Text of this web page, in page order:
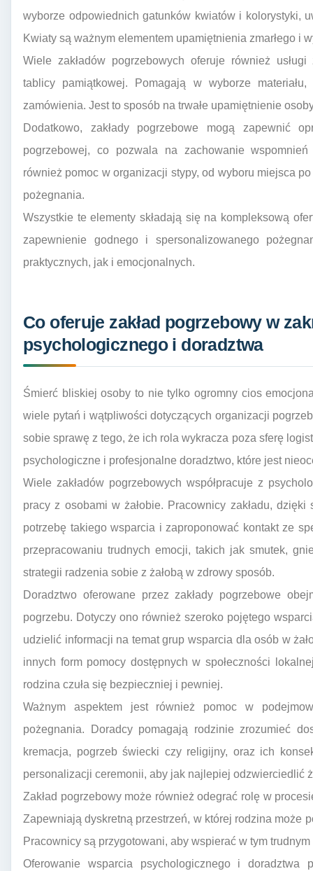
wyborze odpowiednich gatunków kwiatów i kolorystyki,
Kwiaty są ważnym elementem upamiętnienia zmarłego i
Wiele zakładów pogrzebowych oferuje również
tablicy pamiątkowej. Pomagają w wyborze
zamówienia. Jest to sposób na trwałe upamiętnienie
Dodatkowo, zakłady pogrzebowe mogą zapewnić
pogrzebowej, co pozwala na zachowanie
również pomoc w organizacji stypy, od wyboru miejsca
pożegnania.
Wszystkie te elementy składają się na kompleksową
zapewnienie godnego i spersonalizowanego
praktycznych, jak i emocjonalnych.
Co oferuje zakład pogrzebowy w
psychologicznego i doradztwa
Śmierć bliskiej osoby to nie tylko ogromny cios
wiele pytań i wątpliwości dotyczących organizacji
sobie sprawę z tego, że ich rola wykracza poza sferę
psychologiczne i profesjonalne doradztwo, które jest
Wiele zakładów pogrzebowych współpracuje z
pracy z osobami w żałobie. Pracownicy zakładu,
potrzebę takiego wsparcia i zaproponować kontakt ze
przepracowaniu trudnych emocji, takich jak smutek,
strategii radzenia sobie z żałobą w zdrowy sposób.
Doradztwo oferowane przez zakłady pogrzebowe
pogrzebu. Dotyczy ono również szeroko pojętego
udzielić informacji na temat grup wsparcia dla osób w
innych form pomocy dostępnych w społeczności
rodzina czuła się bezpieczniej i pewniej.
Ważnym aspektem jest również pomoc w
pożegnania. Doradcy pomagają rodzinie zrozumieć
kremacja, pogrzeb świecki czy religijny, oraz ich
personalizacji ceremonii, aby jak najlepiej odzwierciedlić
Zakład pogrzebowy może również odegrać rolę w
Zapewniają dyskretną przestrzeń, w której rodzina może
Pracownicy są przygotowani, aby wspierać w tym
Oferowanie wsparcia psychologicznego i doradztwa